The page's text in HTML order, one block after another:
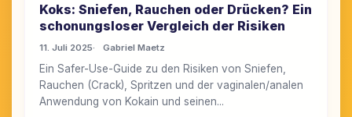
Koks: Sniefen, Rauchen oder Drücken? Ein
schonungsloser Vergleich der Risiken
11. Juli 2025 Gabriel Maetz
Ein Safer-Use-Guide zu den Risiken von Sniefen,
Rauchen (Crack), Spritzen und der vaginalen/analen
Anwendung von Kokain und seinen...